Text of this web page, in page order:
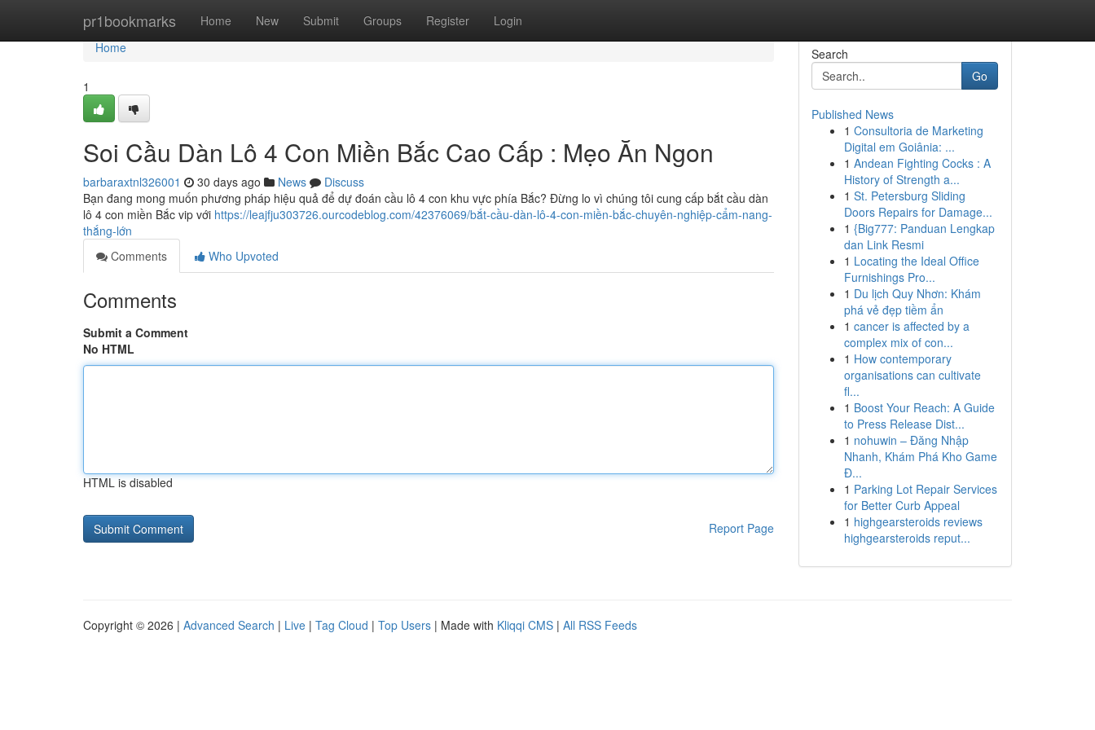
pr1bookmarks Home New Submit Groups Register Login
Home
Home
1
Soi Cầu Dàn Lô 4 Con Miền Bắc Cao Cấp : Mẹo Ăn Ngon
barbaraxtnl326001 30 days ago News
Discuss
Bạn đang mong muốn phương pháp hiệu quả để dự đoán cầu lô 4 con khu vực phía Bắc? Đừng lo vì chúng tôi cung cấp bắt cầu dàn
lô 4 con miền Bắc vip với https://leajfju303726.ourcodeblog.com/42376069/bắt-cầu-dàn-lô-4-con-miền-bắc-chuyên-nghiệp-cẩm-nang-
thắng-lớn
Comments
Who Upvoted
Comments
Submit a Comment
No HTML
HTML is disabled
Report Page
Search
Go
Published News
1 Consultoria de Marketing
Digital em Goiânia: ...
1 Andean Fighting Cocks : A
History of Strength a...
1 St. Petersburg Sliding
Doors Repairs for Damage...
1 {Big777: Panduan Lengkap
dan Link Resmi
1 Locating the Ideal Office
Furnishings Pro...
1 Du lịch Quy Nhơn: Khám
phá vẻ đẹp tiềm ẩn
1 cancer is affected by a
complex mix of con...
1 How contemporary
organisations can cultivate
fl...
1 Boost Your Reach: A Guide
to Press Release Dist...
1 nohuwin – Đăng Nhập
Nhanh, Khám Phá Kho Game
Đ...
1 Parking Lot Repair Services
for Better Curb Appeal
1 highgearsteroids reviews
highgearsteroids reput...
Copyright © 2026 | Advanced Search | Live | Tag Cloud | Top Users | Made with Kliqqi CMS | All RSS Feeds